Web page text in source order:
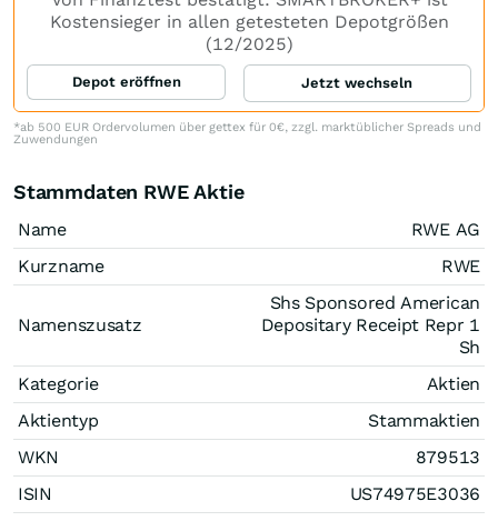
Kostensieger in allen getesteten Depotgrößen
(12/2025)
Depot eröffnen Jetzt wechseln
*ab 500 EUR Ordervolumen über gettex für 0€, zzgl. marktüblicher Spreads und
Zuwendungen
Stammdaten RWE Aktie
Name
RWE AG
Kurzname
RWE
Namenszusatz
Shs Sponsored American
Depositary Receipt Repr 1
Sh
Kategorie
Aktien
Aktientyp
Stammaktien
WKN
879513
ISIN
US74975E3036